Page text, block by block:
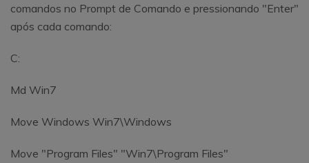
comandos no Prompt de Comando e pressionando "Enter"
após cada comando:
C:
Md Win7
Move Windows Win7\Windows
Move "Program Files" "Win7\Program Files"